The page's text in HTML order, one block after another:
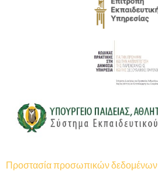
Προστασία προσωπικών δεδομένων